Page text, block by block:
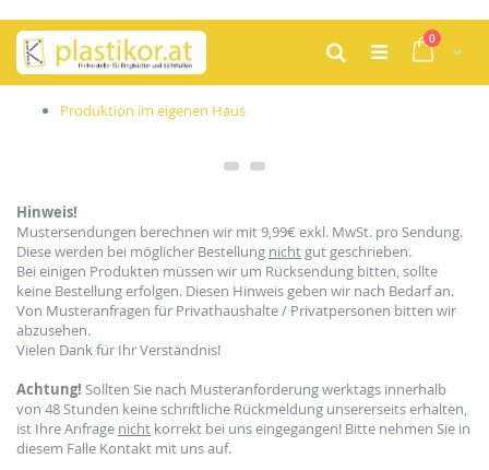
Zum
Inhalt
springen
Cart
0Artikel
Suche
Produktion im eigenen Haus
Hinweis!
Mustersendungen berechnen wir mit 9,99€ exkl. MwSt. pro Sendung.
Diese werden bei möglicher Bestellung nicht gut geschrieben.
Bei einigen Produkten müssen wir um Rücksendung bitten, sollte
keine Bestellung erfolgen. Diesen Hinweis geben wir nach Bedarf an.
Von Musteranfragen für Privathaushalte / Privatpersonen bitten wir
abzusehen.
Vielen Dank für Ihr Verständnis!
Achtung! Sollten Sie nach Musteranforderung werktags innerhalb
von 48 Stunden keine schriftliche Rückmeldung unsererseits erhalten,
ist Ihre Anfrage nicht korrekt bei uns eingegangen! Bitte nehmen Sie in
diesem Falle Kontakt mit uns auf.